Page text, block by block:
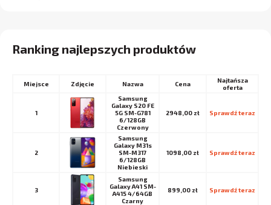
Ranking najlepszych produktów
Miejsce Nazwa Cena
Najtańsza
oferta
1
Samsung
Galaxy S20 FE
5G SM-G781
6/128GB
Czerwony
2948,00 zł Sprawdź teraz
2
Samsung
Galaxy M31s
SM-M317
6/128GB
Niebieski
1098,00 zł Sprawdź teraz
3
Samsung
Galaxy A41 SM-
A415 4/64GB
Czarny
899,00 zł Sprawdź teraz